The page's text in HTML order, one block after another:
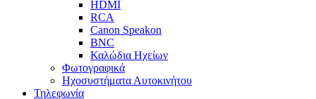
HDMI
RCA
Canon Speakon
BNC
Καλώδια Ηχείων
Φωτογραφικά
Ηχοσυστήματα Αυτοκινήτου
Τηλεφωνία